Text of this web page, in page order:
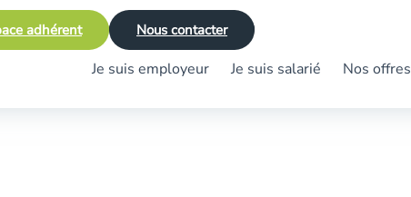
adhérent Nous contacter
Je suis employeur Je suis salarié Nos offres